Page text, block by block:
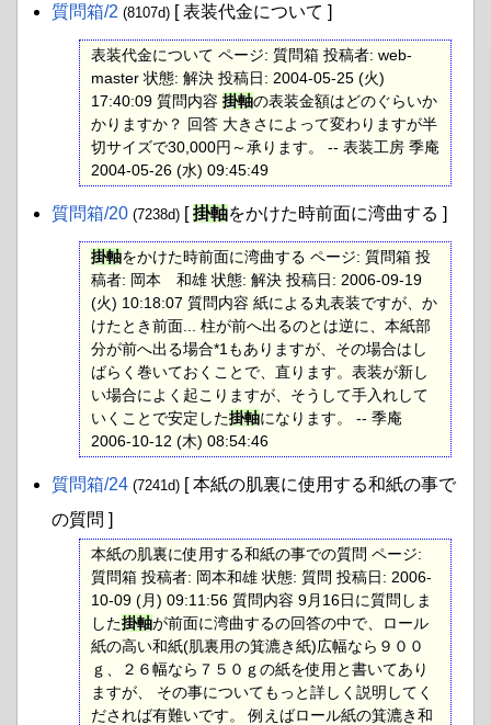
質問箱​/2 (8107d) [ 表装代金について ]
表装代金について ページ: 質問箱 投稿者: web-
master 状態: 解決 投稿日: 2004-05-25 (火)
17:40:09 質問内容 掛軸の表装金額はどのぐらいか
かりますか？ 回答 大きさによって変わりますが半
切サイズで30,000円～承ります。 -- 表装工房 季庵
2004-05-26 (水) 09:45:49
質問箱​/20 (7238d) [掛軸をかけた時前面に湾曲する ]
掛軸をかけた時前面に湾曲する ページ: 質問箱 投
稿者: 岡本 和雄 状態: 解決 投稿日: 2006-09-19
(火) 10:18:07 質問内容 紙による丸表装ですが、か
けたとき前面... 柱が前へ出るのとは逆に、本紙部
分が前へ出る場合*1もありますが、その場合はし
ばらく巻いておくことで、直ります。表装が新し
い場合によく起こりますが、そうして手入れして
いくことで安定した掛軸になります。 -- 季庵
2006-10-12 (木) 08:54:46
質問箱​/24 (7241d) [ 本紙の肌裏に使用する和紙の事で
の質問 ]
本紙の肌裏に使用する和紙の事での質問 ページ:
質問箱 投稿者: 岡本和雄 状態: 質問 投稿日: 2006-
10-09 (月) 09:11:56 質問内容 9月16日に質問しま
した掛軸が前面に湾曲するの回答の中で、ロール
紙の高い和紙(肌裏用の箕漉き紙)広幅なら９００
ｇ、２６幅なら７５０ｇの紙を使用と書いてあり
ますが、 その事についてもっと詳しく説明してく
だされば有難いです。 例えばロール紙の箕漉き和